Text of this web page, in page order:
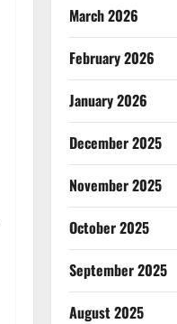
March 2026
February 2026
January 2026
December 2025
November 2025
October 2025
September 2025
August 2025